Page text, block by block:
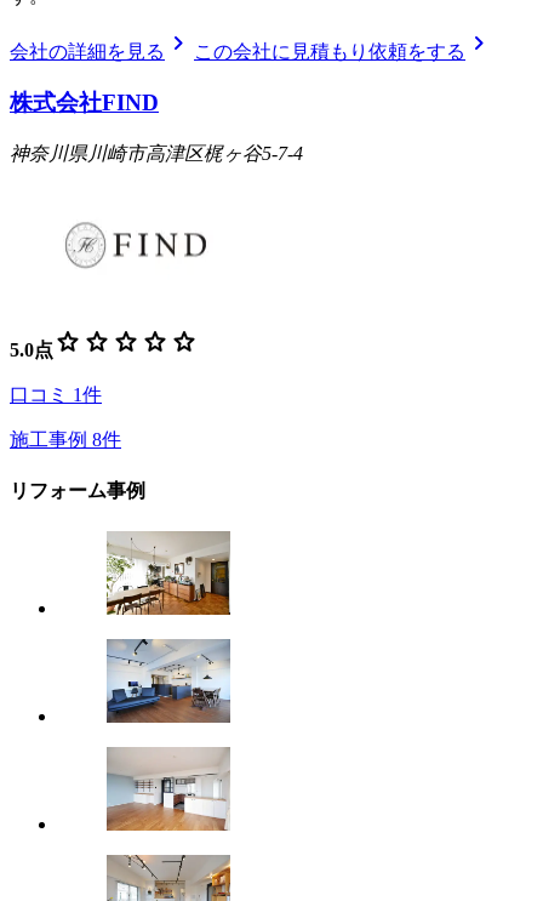
会社の詳細を見る chevron_right この会社に見積もり依頼をする chevron_right
株式会社FIND
神奈川県川崎市高津区梶ヶ谷5-7-4
5.0点 star star star star star
口コミ 1件
施工事例 8件
リフォーム事例